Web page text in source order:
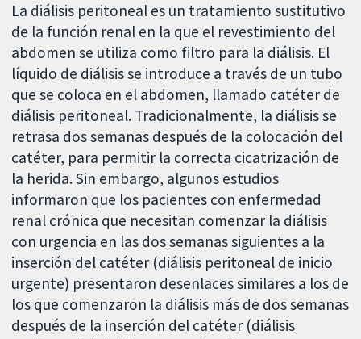
La diálisis peritoneal es un tratamiento sustitutivo
de la función renal en la que el revestimiento del
abdomen se utiliza como filtro para la diálisis. El
líquido de diálisis se introduce a través de un tubo
que se coloca en el abdomen, llamado catéter de
diálisis peritoneal. Tradicionalmente, la diálisis se
retrasa dos semanas después de la colocación del
catéter, para permitir la correcta cicatrización de
la herida. Sin embargo, algunos estudios
informaron que los pacientes con enfermedad
renal crónica que necesitan comenzar la diálisis
con urgencia en las dos semanas siguientes a la
inserción del catéter (diálisis peritoneal de inicio
urgente) presentaron desenlaces similares a los de
los que comenzaron la diálisis más de dos semanas
después de la inserción del catéter (diálisis